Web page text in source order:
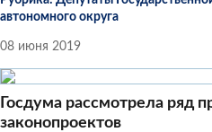
автономного округа
08 июня 2019
Госдума рассмотрела ряд
законопроектов